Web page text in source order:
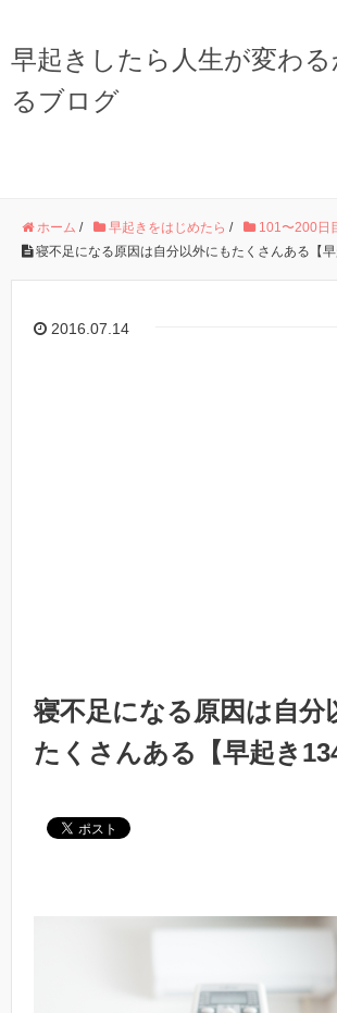
早起きしたら人生が変わ
るブログ
ホーム / 早起きをはじめたら / 101〜200日
寝不足になる原因は自分以外にもたくさんある【早
2016.07.14
寝不足になる原因は自分
たくさんある【早起き